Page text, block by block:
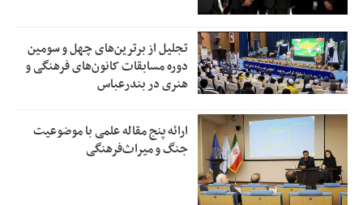
تجلیل از بر‌ترین‌های چهل و سومین
دوره مسابقات کانون‌های فرهنگی و
هنری در بندرعباس
ارائه پنج مقاله علمی با موضوعیت
جنگ و میراث‌فرهنگی